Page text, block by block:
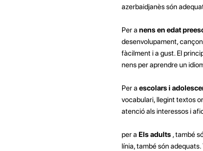
azerbaidjanès són
Per a nens en edat
desenvolupament,
fàcilment i a gust. El
nens per aprendre un
Per a escolars i
vocabulari, llegint textos
atenció als interessos i
per a Els adults , també
línia, també són